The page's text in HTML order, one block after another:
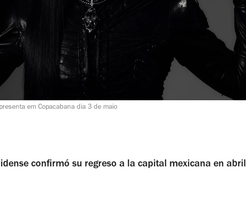
em Copacabana dia 3 de maio
confirmó su regreso a la capital mexicana en abril